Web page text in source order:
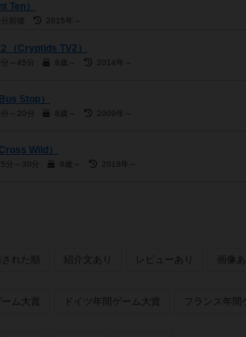
Ten）
分前後 2015年～
（Cryptids TV2）
分～45分 8歳～ 2014年～
Stop）
分～20分 8歳～ 2009年～
Wild）
分～30分 8歳～ 2018年～
された順 紹介文あり レビューあり 画像
ム大賞 ドイツ年間ゲーム大賞 フランス年間